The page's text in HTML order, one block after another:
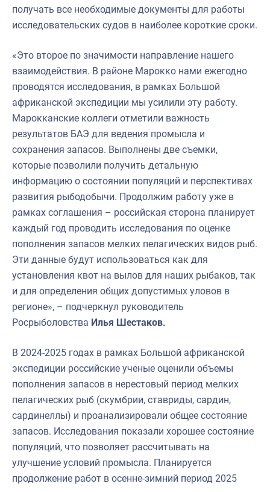
получать все необходимые документы для работы
исследовательских судов в наиболее короткие сроки.
«Это второе по значимости направление нашего
взаимодействия. В районе Марокко нами ежегодно
проводятся исследования, в рамках Большой
африканской экспедиции мы усилили эту работу.
Марокканские коллеги отметили важность
результатов БАЭ для ведения промысла и
сохранения запасов. Выполнены две съемки,
которые позволили получить детальную
информацию о состоянии популяций и перспективах
развития рыбодобычи. Продолжим работу уже в
рамках соглашения – российская сторона планирует
каждый год проводить исследования по оценке
пополнения запасов мелких пелагических видов рыб.
Эти данные будут использоваться как для
установления квот на вылов для наших рыбаков, так
и для определения общих допустимых уловов в
регионе», – подчеркнул руководитель
Росрыболовства Илья Шестаков.
В 2024-2025 годах в рамках Большой африканской
экспедиции российские ученые оценили объемы
пополнения запасов в нерестовый период мелких
пелагических рыб (скумбрии, ставриды, сардин,
сардинеллы) и проанализировали общее состояние
запасов. Исследования показали хорошее состояние
популяций, что позволяет рассчитывать на
улучшение условий промысла. Планируется
продолжение работ в осенне-зимний период 2025